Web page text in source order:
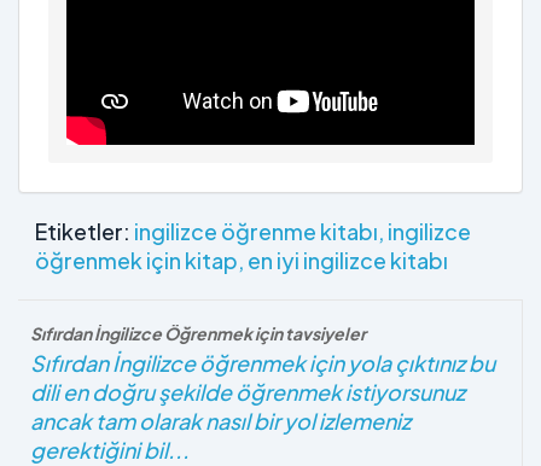
Etiketler: ingilizce öğrenme kitabı ingilizce
öğrenmek için kitap en iyi ingilizce kitabı
Sıfırdan İngilizce Öğrenmek için tavsiyeler
Sıfırdan İngilizce öğrenmek için yola çıktınız bu
dili en doğru şekilde öğrenmek istiyorsunuz
ancak tam olarak nasıl bir yol izlemeniz
gerektiğini bil...